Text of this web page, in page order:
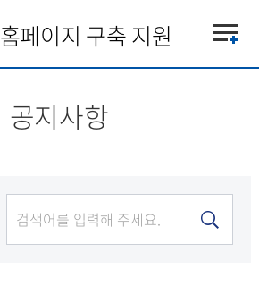
홈페이지 구축 지원
공지사항